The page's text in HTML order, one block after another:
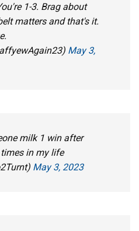
1-3. Brag about
matters and that's it.
May 3,
milk 1 win after
in my life
May 3, 2023